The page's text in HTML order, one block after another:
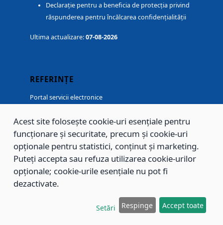
Declarație pentru a beneficia de protecția privind
răspunderea pentru încălcarea confidențialității
Ultima actualizare:07-08-2026
REFERINȚE
Portal servicii electronice
www.spclepbv.ro
www.voluntarbv.ro
UTIL
Harta sitului
Autentificare portal servicii electronice
Starea vremii in Brașov
Acest site folosește cookie-uri esențiale pentru
funcționare și securitate, precum și cookie-uri
opționale pentru statistici, conținut și marketing.
Puteți accepta sau refuza utilizarea cookie-urilor
opționale; cookie-urile esențiale nu pot fi
dezactivate.
Setări Respinge Accept toate